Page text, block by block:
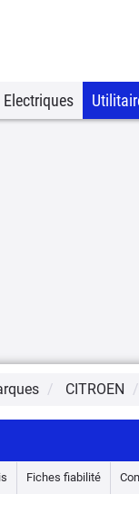
Electriques
CITROEN
Fiches fiabilité